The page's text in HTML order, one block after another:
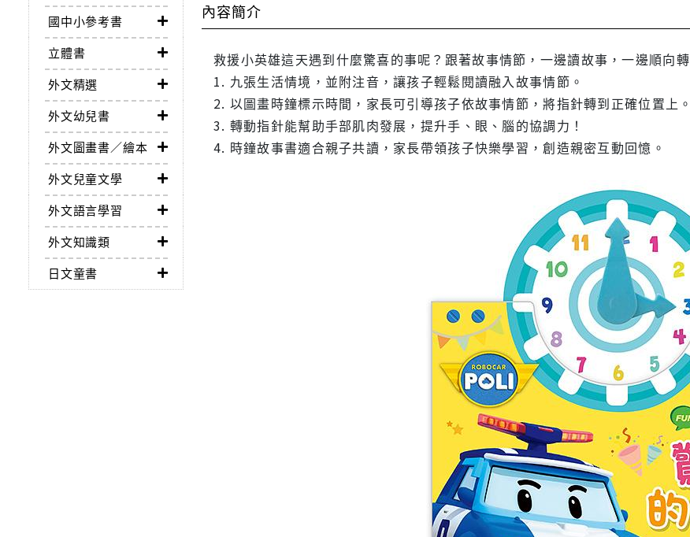
國中小參考書
立體書
外文精選
外文幼兒書
外文圖畫書／繪本
外文兒童文學
外文語言學習
外文知識類
日文童書
內容簡介
救援小英雄這天遇到什麼驚喜的事呢？跟著故事情節，一邊讀故事，一邊順向
1. 九張生活情境，並附注音，讓孩子輕鬆閱讀融入故事情節。
2. 以圖畫時鐘標示時間，家長可引導孩子依故事情節，將指針轉到正確位置上
3. 轉動指針能幫助手部肌肉發展，提升手、眼、腦的協調力！
4. 時鐘故事書適合親子共讀，家長帶領孩子快樂學習，創造親密互動回憶。